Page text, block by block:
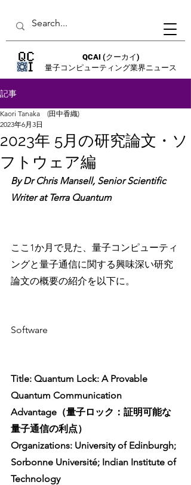
QCAI (クーカイ)
量子コンピューティング業界ニュース
記事
2023年 5月の研究論文・ソ
フトウェア編
Kaori Tanaka (田中香織)
2023年6月3日
By Dr Chris Mansell, Senior Scientific
Writer at Terra Quantum
ここ1か月で見た、量子コンピューティ
ングと量子通信に関する興味深い研究
論文の概要の紹介を以下に。
Software
Title: Quantum Lock: A Provable
Quantum Communication
Advantage（量子ロック：証明可能な
量子通信の利点）
Organizations: University of Edinburgh;
Sorbonne Université; Indian Institute of
Technology